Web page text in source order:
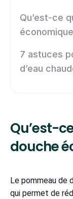
Qu’est-ce
7 astuces
d’eau
Qu’est-
douche
Le pommeau de
qui permet de